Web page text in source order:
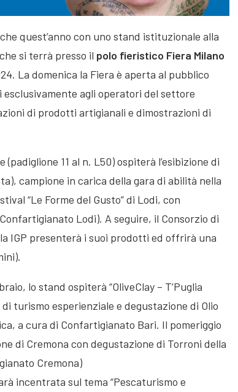
quest’anno con uno stand istituzionale alla
si terrà presso il polo fieristico Fiera Milano
La domenica la Fiera è aperta al pubblico
agli operatori del settore
di prodotti artigianali e dimostrazioni di
11 al n. L50) ospiterà l’esibizione di
campione in carica della gara di abilità nella
“Le Forme del Gusto” di Lodi, con
Lodi). A seguire, il Consorzio di
IGP presenterà i suoi prodotti ed offrirà una
lo stand ospiterà “OliveClay – T’Puglia
turismo esperienziale e degustazione di Olio
a cura di Confartigianato Bari. Il pomeriggio
di Cremona con degustazione di Torroni della
Cremona)
incentrata sul tema “Pescaturismo e